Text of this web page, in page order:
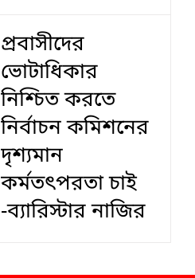
প্রবাসীদের
ভোটাধিকার
নিশ্চিত করতে
নির্বাচন কমিশনের
দৃশ‍্যমান
কর্মতৎপরতা চাই
-ব্যারিস্টার নাজির